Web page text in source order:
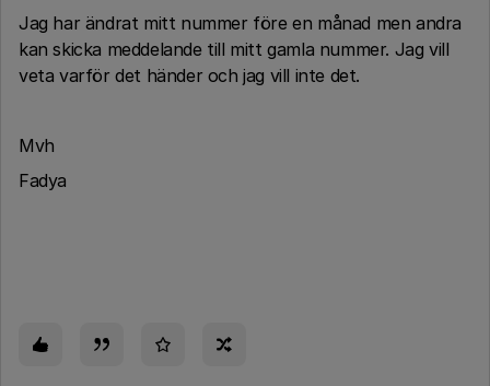
Jag har ändrat mitt nummer före en månad men andra
kan skicka meddelande till mitt gamla nummer. Jag vill
veta varför det händer och jag vill inte det.
Mvh
Fadya